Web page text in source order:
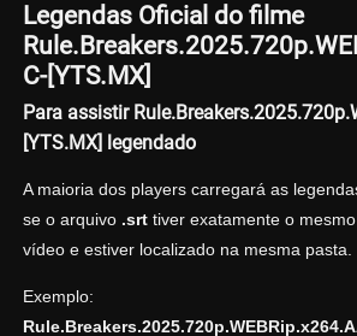
Legendas Oficial do filme
C-[YTS.MX]
Para assistir
[YTS.MX] legendado
A maioria dos players carregará as
se o arquivo .srttiver exatamente o
vídeo e estiver localizado na mesma pasta.
Exemplo: